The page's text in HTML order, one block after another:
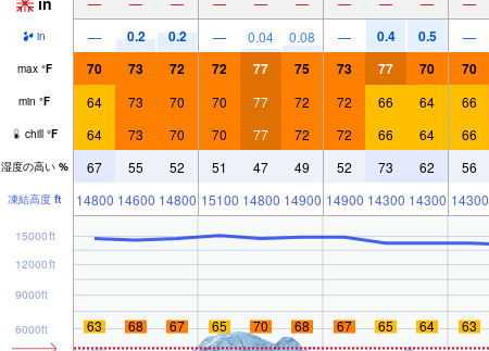
in — 0.2 0.2 — 0.04 0.08 — 0.4 0.5 —
max °F 70 73 72 72 77 75 73 77 70 70
min °F 64 73 70 70 77 72 72 66 64 66
chill °F 64 73 70 70 77 72 72 66 64 66
湿度の高い % 67 55 52 51 47 49 52 73 62 56
凍結高度 ft 14800 14600 14800 15100 14800 14900 14900 14300 14300 14300
6000ft
9000ft
12000ft
15000ft
63 68 67 65 70 68 67 65 64 63